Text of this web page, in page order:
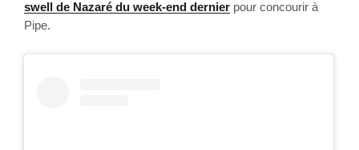
swell de Nazaré du week-end dernier pour concourir à
Pipe.